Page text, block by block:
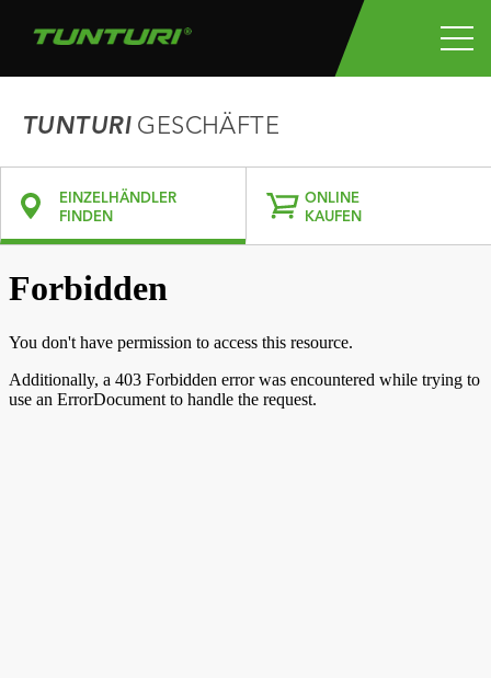
TUNTURIGESCHÄFTE
EINZELHÄNDLER
FINDEN
ONLINE
KAUFEN